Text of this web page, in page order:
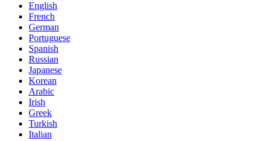
English
French
German
Portuguese
Spanish
Russian
Japanese
Korean
Arabic
Irish
Greek
Turkish
Italian